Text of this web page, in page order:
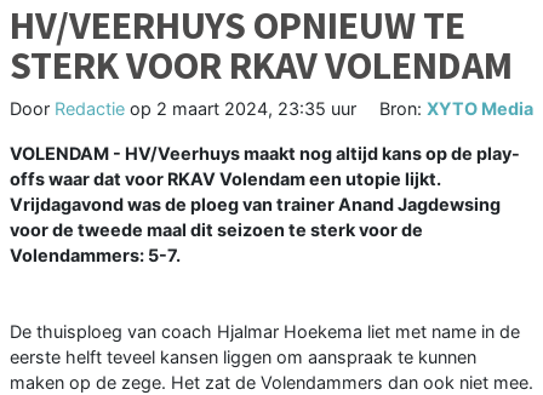
HV/VEERHUYS OPNIEUW TE
STERK VOOR RKAV VOLENDAM
Door Redactie op 2 maart 2024, 23:35 uur Bron: XYTO Media
VOLENDAM - HV/Veerhuys maakt nog altijd kans op de play-
offs waar dat voor RKAV Volendam een utopie lijkt.
Vrijdagavond was de ploeg van trainer Anand Jagdewsing
voor de tweede maal dit seizoen te sterk voor de
Volendammers: 5-7.
De thuisploeg van coach Hjalmar Hoekema liet met name in de
eerste helft teveel kansen liggen om aanspraak te kunnen
maken op de zege. Het zat de Volendammers dan ook niet mee.